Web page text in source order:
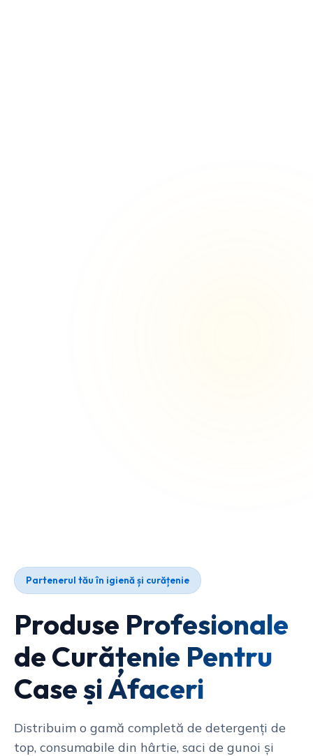
Partenerul tău în igienă și curățenie
Produse Profesionale
de Curățenie Pentru
Case și Afaceri
Distribuim o gamă completă de detergenți de
top, consumabile din hârtie, saci de gunoi și